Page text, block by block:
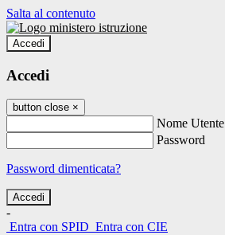
Salta al contenuto
Accedi
Accedi
button close ×
Nome Utente
Password
Password dimenticata?
-
Entra con SPID Entra con CIE